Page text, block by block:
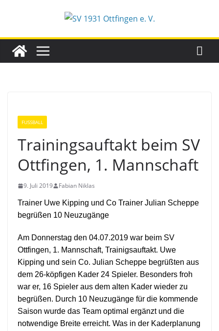
FUSSBALL
Trainingsauftakt beim SV
Ottfingen, 1. Mannschaft
9. Juli 2019 Fabian Niklas
Trainer Uwe Kipping und Co Trainer Julian Scheppe
begrüßen 10 Neuzugänge
Am Donnerstag den 04.07.2019 war beim SV
Ottfingen, 1. Mannschaft, Trainigsauftakt. Uwe
Kipping und sein Co. Julian Scheppe begrüßten aus
dem 26-köpfigen Kader 24 Spieler. Besonders froh
war er, 16 Spieler aus dem alten Kader wieder zu
begrüßen. Durch 10 Neuzugänge für die kommende
Saison wurde das Team optimal ergänzt und die
notwendige Breite erreicht. Was in der Kaderplanung